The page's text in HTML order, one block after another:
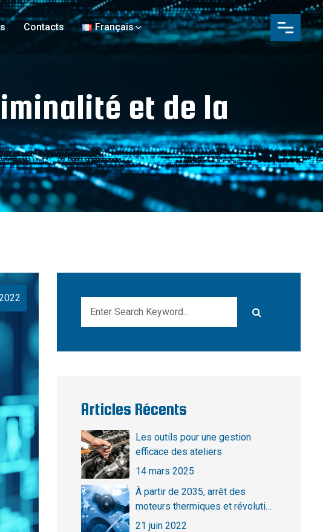
Contacts Français
et de la
Articles Récents
Les outils pour une gestion
efficace des ateliers
14 mars 2025
À partir de 2035, arrêt des
moteurs thermiques et révolution
électrique
21 juin 2022